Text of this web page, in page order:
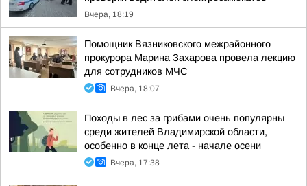
Вчера, 18:19
Помощник Вязниковского межрайонного
прокурора Марина Захарова провела лекцию
для сотрудников МЧС
Вчера, 18:07
Походы в лес за грибами очень популярны
среди жителей Владимирской области,
особенно в конце лета - начале осени
Вчера, 17:38